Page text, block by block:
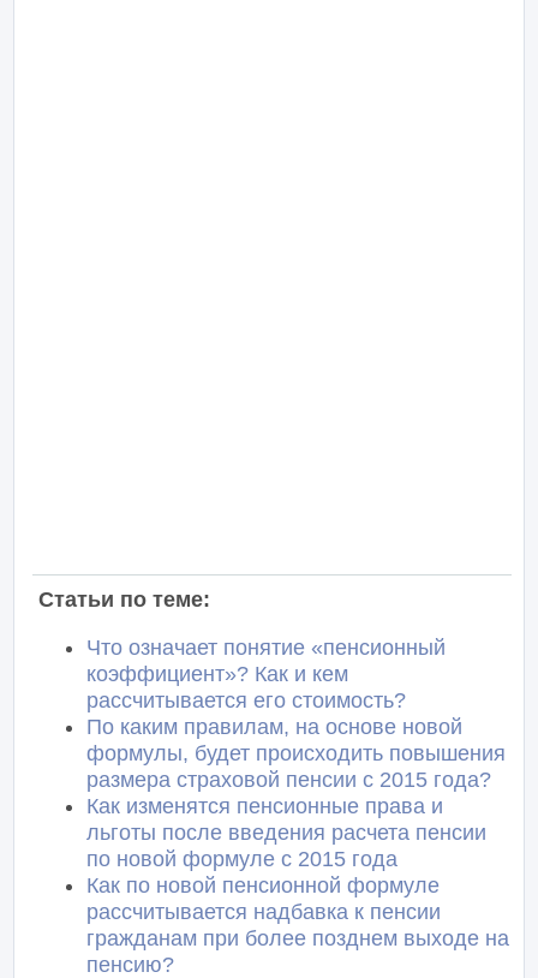
Статьи по теме:
Что означает понятие «пенсионный
коэффициент»? Как и кем
рассчитывается его стоимость?
По каким правилам, на основе новой
формулы, будет происходить повышения
размера страховой пенсии с 2015 года?
Как изменятся пенсионные права и
льготы после введения расчета пенсии
по новой формуле с 2015 года
Как по новой пенсионной формуле
рассчитывается надбавка к пенсии
гражданам при более позднем выходе на
пенсию?